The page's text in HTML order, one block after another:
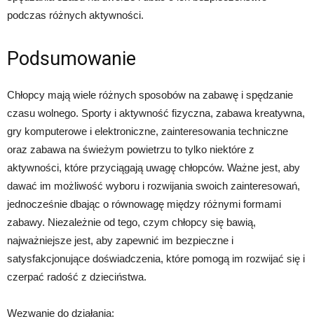
podczas różnych aktywności.
Podsumowanie
Chłopcy mają wiele różnych sposobów na zabawę i spędzanie
czasu wolnego. Sporty i aktywność fizyczna, zabawa kreatywna,
gry komputerowe i elektroniczne, zainteresowania techniczne
oraz zabawa na świeżym powietrzu to tylko niektóre z
aktywności, które przyciągają uwagę chłopców. Ważne jest, aby
dawać im możliwość wyboru i rozwijania swoich zainteresowań,
jednocześnie dbając o równowagę między różnymi formami
zabawy. Niezależnie od tego, czym chłopcy się bawią,
najważniejsze jest, aby zapewnić im bezpieczne i
satysfakcjonujące doświadczenia, które pomogą im rozwijać się i
czerpać radość z dzieciństwa.
Wezwanie do działania: